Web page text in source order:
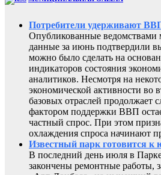
Потребители удерживают
Опубликованные ведомствами
данные за июнь подтвердили
можно было сделать на
индикаторов состояния
аналитиков. Несмотря на
экономической активности во
базовых отраслей продолжает
фактором поддержки ВВП
частный спрос. При этом
охлаждения спроса начинают
Известный парк готовится к
В последний день июля в
закончены ремонтные работы,